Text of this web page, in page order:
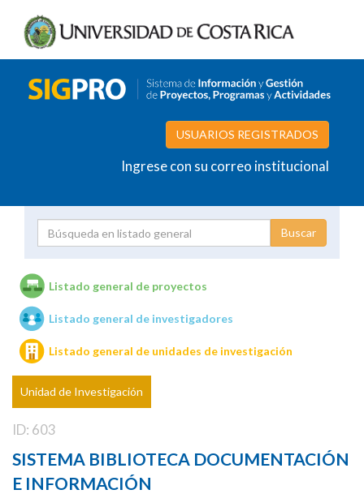
USUARIOS REGISTRADOS
Ingrese con su correo institucional
Unidades de investigación
Listado general de proyectos
Listado general de investigadores
Listado general de unidades de investigación
Unidad de Investigación
ID: 603
SISTEMA BIBLIOTECA DOCUMENTACIÓN
E INFORMACIÓN